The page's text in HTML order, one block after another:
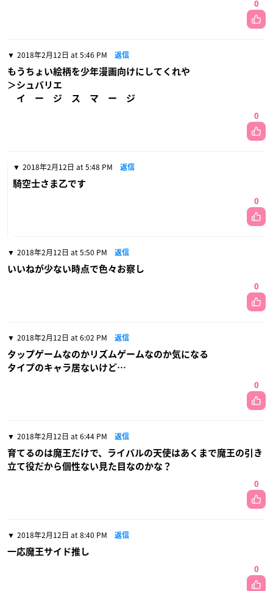
0
2018年2月12日 at 5:46 PM 返信
もうちょい絵柄を少年漫画向けにしてくれや
＞シュバリエ
イ ー ジ ス マ ー ジ
0
2018年2月12日 at 5:48 PM 返信
騎空士さま乙です
0
2018年2月12日 at 5:50 PM 返信
いいねが少ない時点で色々お察し
0
2018年2月12日 at 6:02 PM 返信
タップゲームなのかリズムゲームなのか気になる
タイプのキャラ居ないけど…
0
2018年2月12日 at 6:44 PM 返信
育てるのは魔王だけで、ライバルの天使はあくまで魔王の引き
立て役だから個性ない見た目なのかな？
0
2018年2月12日 at 8:40 PM 返信
一応魔王サイド推し
0